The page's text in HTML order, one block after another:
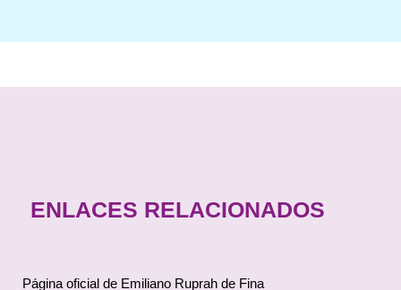
ENLACES RELACIONADOS
Página oficial de Emiliano Ruprah de Fina